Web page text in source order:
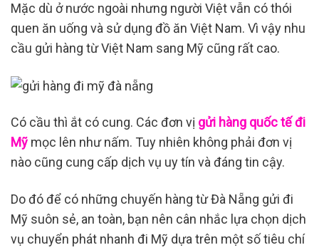
Mặc dù ở nước ngoài nhưng người Việt vẫn có thói
quen ăn uống và sử dụng đồ ăn Việt Nam. Vì vậy nhu
cầu gửi hàng từ Việt Nam sang Mỹ cũng rất cao.
Có cầu thì ắt có cung. Các đơn vị gửi hàng quốc tế đi
Mỹ mọc lên như nấm. Tuy nhiên không phải đơn vị
nào cũng cung cấp dịch vụ uy tín và đáng tin cậy.
Do đó để có những chuyến hàng từ Đà Nẵng gửi đi
Mỹ suôn sẻ, an toàn, bạn nên cân nhắc lựa chọn dịch
vụ chuyển phát nhanh đi Mỹ dựa trên một số tiêu chí